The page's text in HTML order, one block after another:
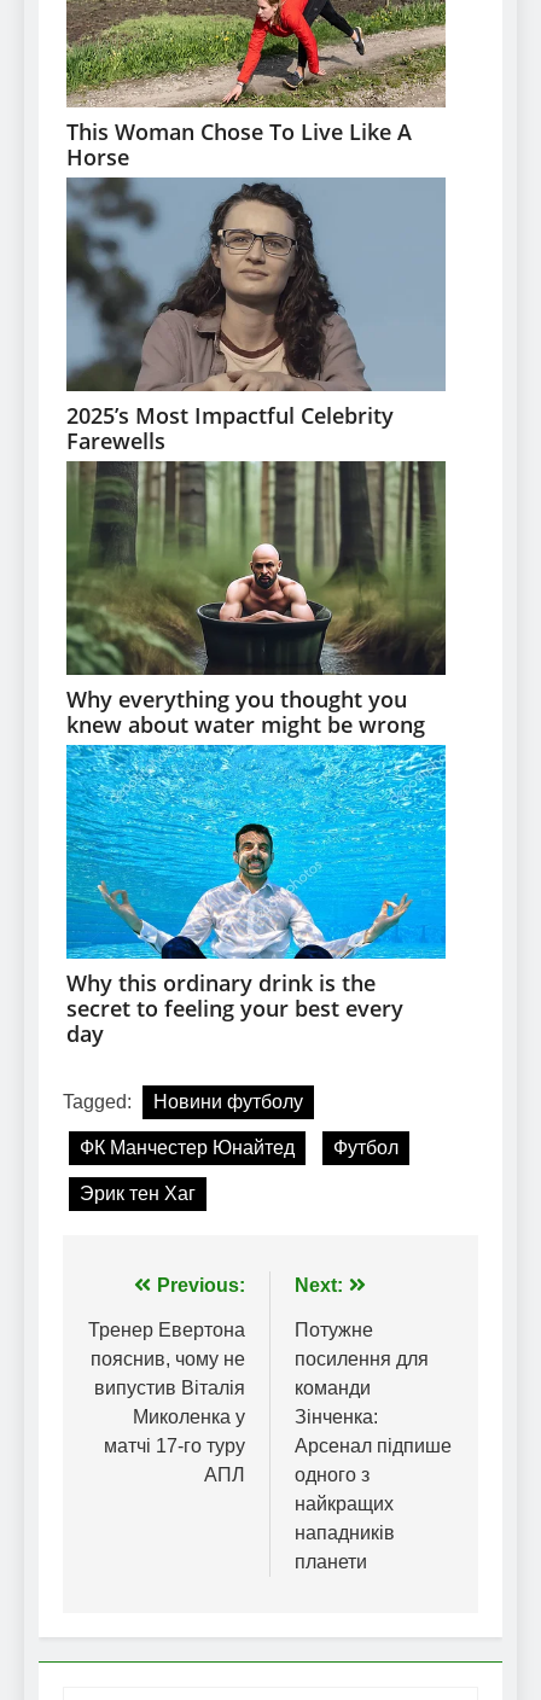
Tagged: Новини футболу
ФК Манчестер Юнайтед Футбол
Эрик тен Хаг
Навігація
записів
Previous:
Тренер Евертона
пояснив, чому не
випустив Віталія
Миколенка у
матчі 17-го туру
АПЛ
Next:
Потужне
посилення для
команди
Зінченка:
Арсенал підпише
одного з
найкращих
нападників
планети